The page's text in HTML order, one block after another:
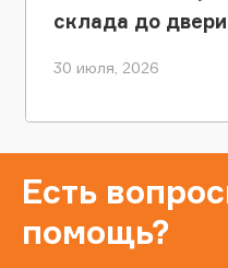
склада до
30 июля, 2026
Есть
помощь?